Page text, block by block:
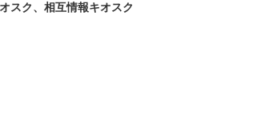
スク、相互情報キオスク